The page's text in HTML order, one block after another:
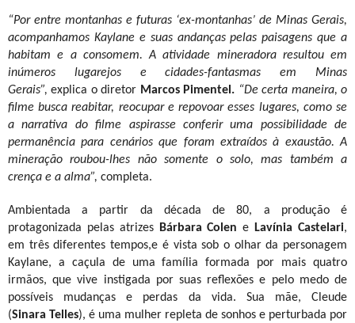
“Por entre montanhas e futuras ‘ex-montanhas’ de Minas Gerais,
acompanhamos Kaylane e suas andanças pelas paisagens que a
habitam e a consomem. A atividade mineradora resultou em
inúmeros lugarejos e cidades-fantasmas em Minas
Gerais”,explica o diretor Marcos Pimentel. “De certa maneira, o
filme busca reabitar, reocupar e repovoar esses lugares, como se
a narrativa do filme aspirasse conferir uma possibilidade de
permanência para cenários que foram extraídos à exaustão. A
mineração roubou-lhes não somente o solo, mas também a
crença e a alma”, completa.
Ambientada a partir da década de 80, a produção é
protagonizada pelas atrizes Bárbara ColeneLavínia Castelari,
em três diferentes tempos,e é vista sob o olhar da personagem
Kaylane, a caçula de uma família formada por mais quatro
irmãos, que vive instigada por suas reflexões e pelo medo de
possíveis mudanças e perdas da vida. Sua mãe, Cleude
(Sinara Telles), é uma mulher repleta de sonhos e perturbada por